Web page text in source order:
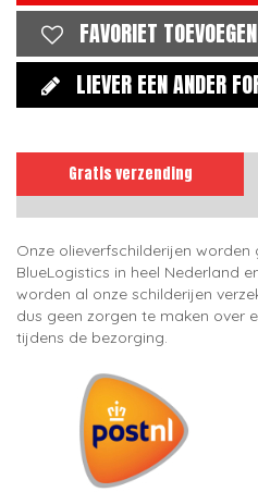
FAVORIET TOEVOEGEN
LIEVER EEN ANDER
Gratis verzending
Onze olieverfschilderijen worden
BlueLogistics in heel Nederland
worden al onze schilderijen
dus geen zorgen te maken over
tijdens de bezorging.